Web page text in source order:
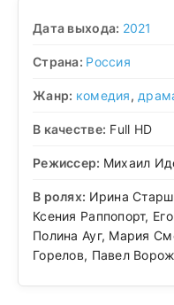
Дата выхода: 2021
Страна: Россия
Жанр: комедия,
В качестве: Full HD
Режиссер: Михаил
В ролях: Ирина
Ксения Раппопорт,
Полина Ауг, Мария
Горелов, Павел